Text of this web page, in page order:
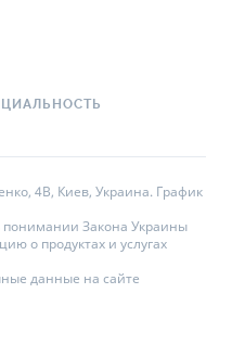
4В, Киев, Украина. График
понимании Закона Украины
о продуктах и услугах
данные на сайте